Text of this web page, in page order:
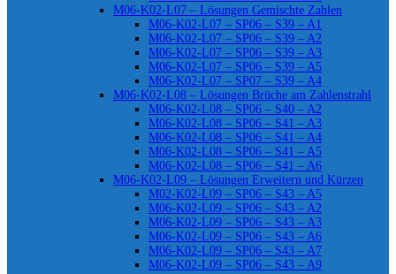
M06-K02-L07 – Lösungen Gemischte Zahlen
M06-K02-L07 – SP06 – S39 – A1
M06-K02-L07 – SP06 – S39 – A2
M06-K02-L07 – SP06 – S39 – A3
M06-K02-L07 – SP06 – S39 – A5
M06-K02-L07 – SP07 – S39 – A4
M06-K02-L08 – Lösungen Brüche am Zahlenstrahl
M06-K02-L08 – SP06 – S40 – A2
M06-K02-L08 – SP06 – S41 – A3
M06-K02-L08 – SP06 – S41 – A4
M06-K02-L08 – SP06 – S41 – A5
M06-K02-L08 – SP06 – S41 – A6
M06-K02-L09 – Lösungen Erweitern und Kürzen
M02-K02-L09 – SP06 – S43 – A5
M06-K02-L09 – SP06 – S43 – A2
M06-K02-L09 – SP06 – S43 – A3
M06-K02-L09 – SP06 – S43 – A6
M06-K02-L09 – SP06 – S43 – A7
M06-K02-L09 – SP06 – S43 – A9